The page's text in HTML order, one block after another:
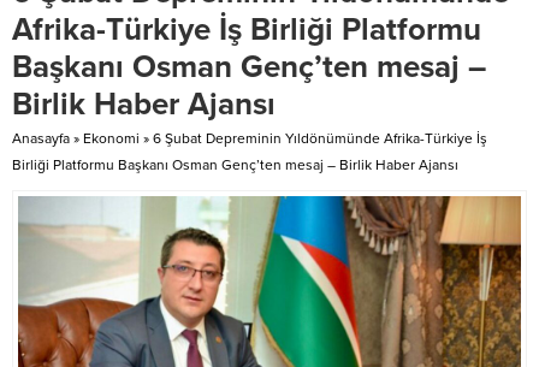
Trabzon Valisi Aziz Yıldırım’a
bilgiler verdi. Uluslararası Kültür
Turizm Derneğinin, Karadeniz
bölge...
Afrika-Türkiye İş Birliği Platformu
Başkanı Osman Genç’ten mesaj –
Birlik Haber Ajansı
Anasayfa » Ekonomi » 6 Şubat Depreminin Yıldönümünde Afrika-Türkiye İş
Birliği Platformu Başkanı Osman Genç’ten mesaj – Birlik Haber Ajansı